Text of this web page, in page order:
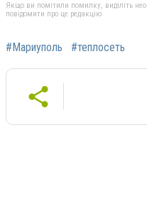
Якщо ви помітили помилку, виділіть
повідомити про це редакцію
#Мариуполь #теплосеть